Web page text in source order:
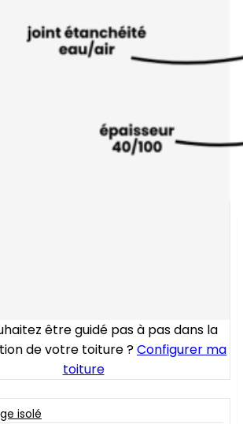
être guidé pas à pas dans la
de votre toiture ?Configurer ma
toiture
isolé